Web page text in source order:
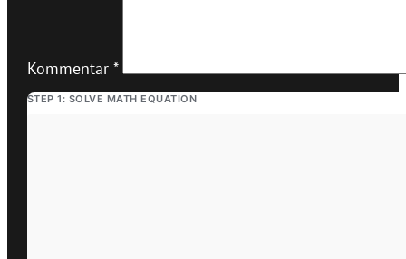
Kommentar *
STEP 1: SOLVE MATH EQUATION